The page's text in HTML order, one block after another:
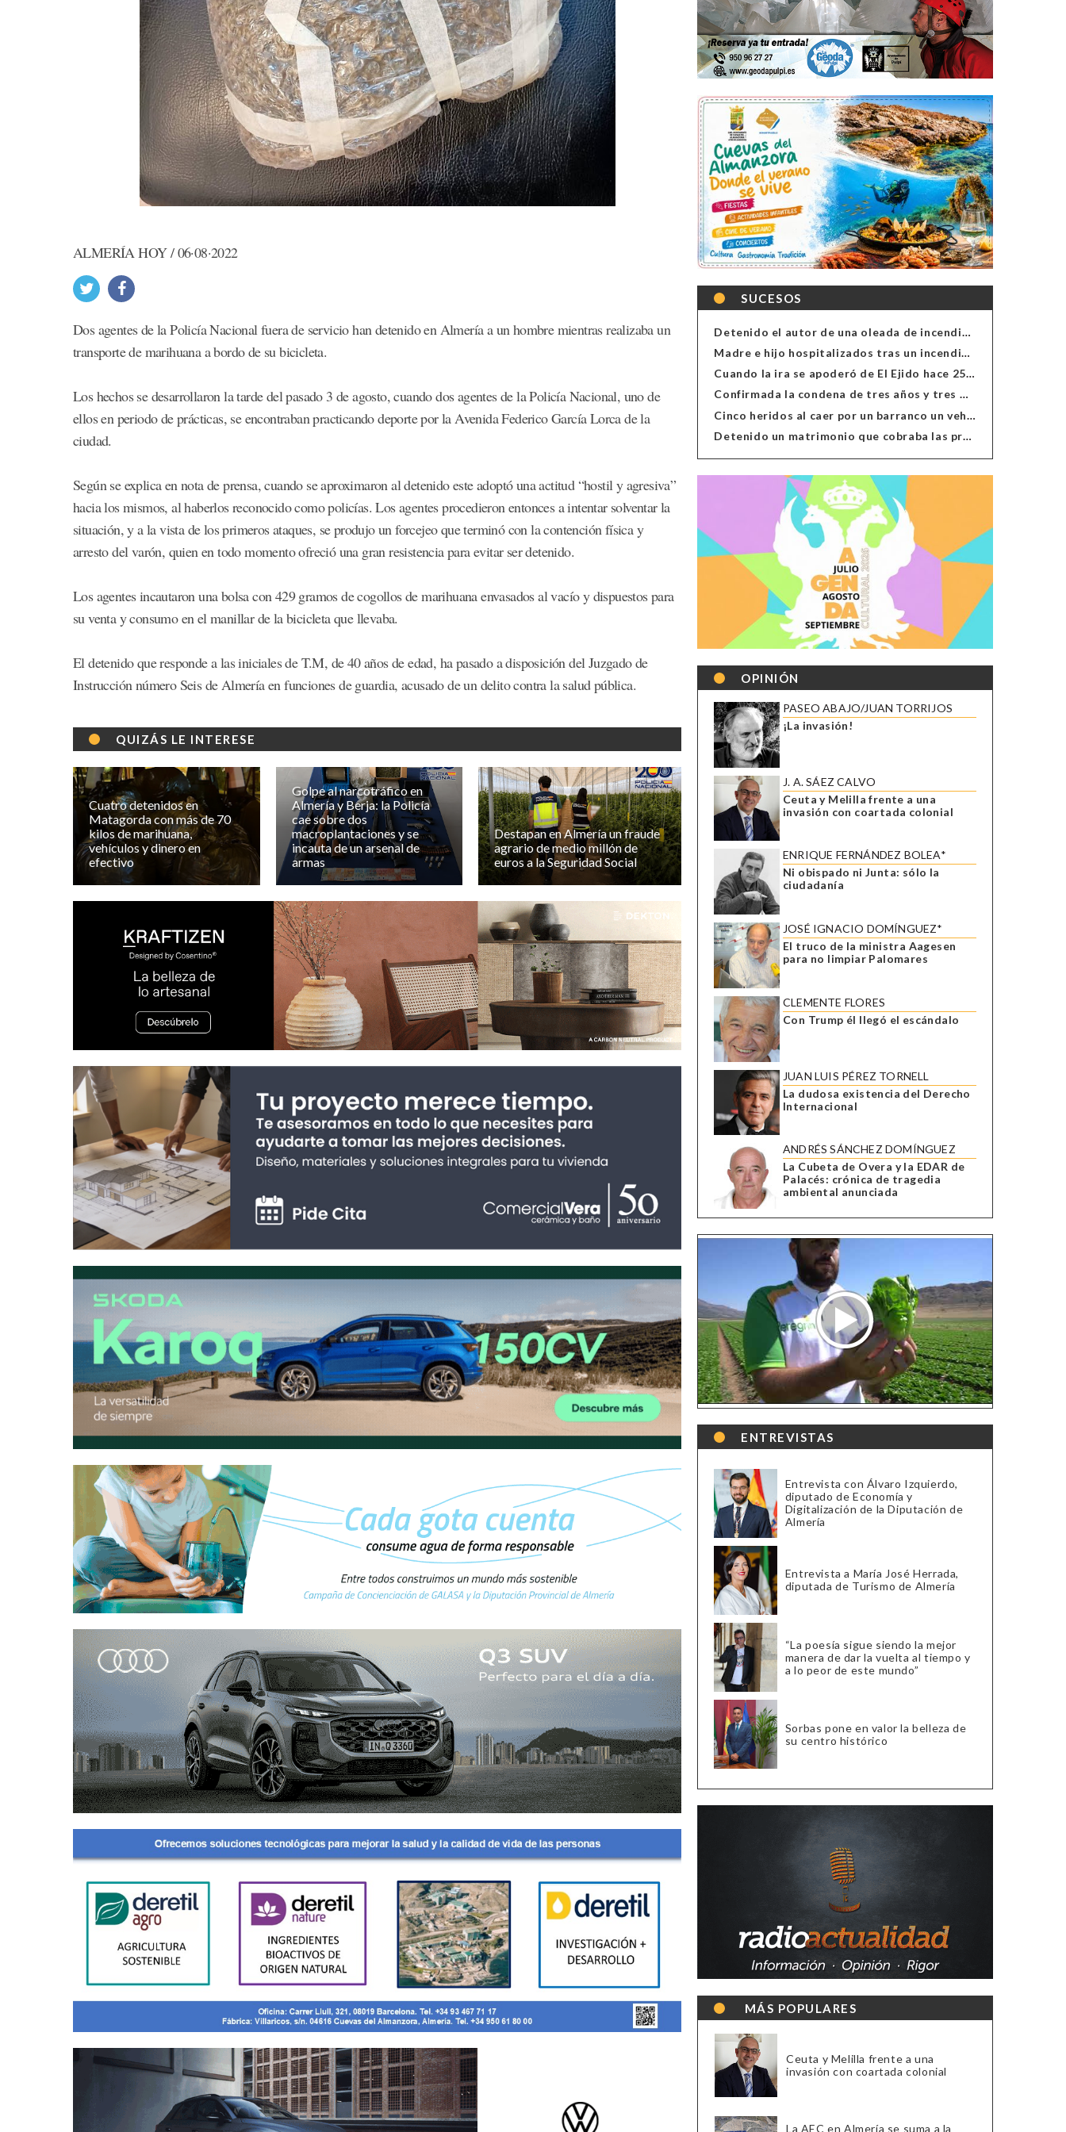
ALMERÍA HOY / 06·08·2022
Dos agentes de la Policía Nacional fuera de servicio han detenido en Almería a un hombre mientras realizaba un
transporte de marihuana a bordo de su bicicleta.
Los hechos se desarrollaron la tarde del pasado 3 de agosto, cuando dos agentes de la Policía Nacional, uno de
ellos en periodo de prácticas, se encontraban practicando deporte por la Avenida Federico García Lorca de la
ciudad.
Según se explica en nota de prensa, cuando se aproximaron al detenido este adoptó una actitud “hostil y agresiva”
hacia los mismos, al haberlos reconocido como policías. Los agentes procedieron entonces a intentar solventar la
situación, y a la vista de los primeros ataques, se produjo un forcejeo que terminó con la contención física y
arresto del varón, quien en todo momento ofreció una gran resistencia para evitar ser detenido.
Los agentes incautaron una bolsa con 429 gramos de cogollos de marihuana envasados al vacío y dispuestos para
su venta y consumo en el manillar de la bicicleta que llevaba.
El detenido que responde a las iniciales de T.M, de 40 años de edad, ha pasado a disposición del Juzgado de
Instrucción número Seis de Almería en funciones de guardia, acusado de un delito contra la salud pública.
QUIZÁS LE INTERESE
Cuatro detenidos en
Matagorda con más de 70
kilos de marihuana,
vehículos y dinero en
efectivo
Golpe al narcotráfico en
Almería y Berja: la Policía
cae sobre dos
macroplantaciones y se
incauta de un arsenal de
armas
Destapan en Almería un fraude
agrario de medio millón de
euros a la Seguridad Social
SUCESOS
Detenido el autor de una oleada de incendios de contenedores en Almería
Madre e hijo hospitalizados tras un incendio en la cocina de una vivienda en Almería
Cuando la ira se apoderó de El Ejido hace 25 años
Confirmada la condena de tres años y tres meses al hombre de Antas acusado de xenofobia
Cinco heridos al caer por un barranco un vehículo en Alcolea
Detenido un matrimonio que cobraba las prestaciones de ilegales en Almería, Granada, Málaga, Huelva y Murcia
OPINIÓN
PASEO ABAJO/JUAN TORRIJOS
¡La invasión!
J. A. SÁEZ CALVO
Ceuta y Melilla frente a una
invasión con coartada colonial
ENRIQUE FERNÁNDEZ BOLEA*
Ni obispado ni Junta: sólo la
ciudadanía
JOSÉ IGNACIO DOMÍNGUEZ*
El truco de la ministra Aagesen
para no limpiar Palomares
CLEMENTE FLORES
Con Trump él llegó el escándalo
JUAN LUIS PÉREZ TORNELL
La dudosa existencia del Derecho
Internacional
ANDRÉS SÁNCHEZ DOMÍNGUEZ
La Cubeta de Overa y la EDAR de
Palacés: crónica de tragedia
ambiental anunciada
ENTREVISTAS
Entrevista con Álvaro Izquierdo,
diputado de Economía y
Digitalización de la Diputación de
Almería
Entrevista a María José Herrada,
diputada de Turismo de Almería
“La poesía sigue siendo la mejor
manera de dar la vuelta al tiempo y
a lo peor de este mundo”
Sorbas pone en valor la belleza de
su centro histórico
MÁS POPULARES
Ceuta y Melilla frente a una
invasión con coartada colonial
La AEC en Almería se suma a la